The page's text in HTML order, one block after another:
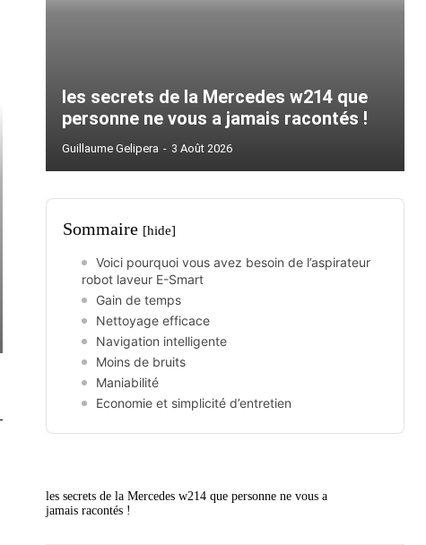
les secrets de la Mercedes w214 que
personne ne vous a jamais racontés !
Guillaume Gelipera - 3 Août 2026
Sommaire [hide]
Voici pourquoi vous avez besoin de l’aspirateur
robot laveur E-Smart
Gain de temps
Nettoyage efficace
Navigation intelligente
Moins de bruits
Maniabilité
Economie et simplicité d’entretien
les secrets de la Mercedes w214 que personne ne vous a
jamais racontés !